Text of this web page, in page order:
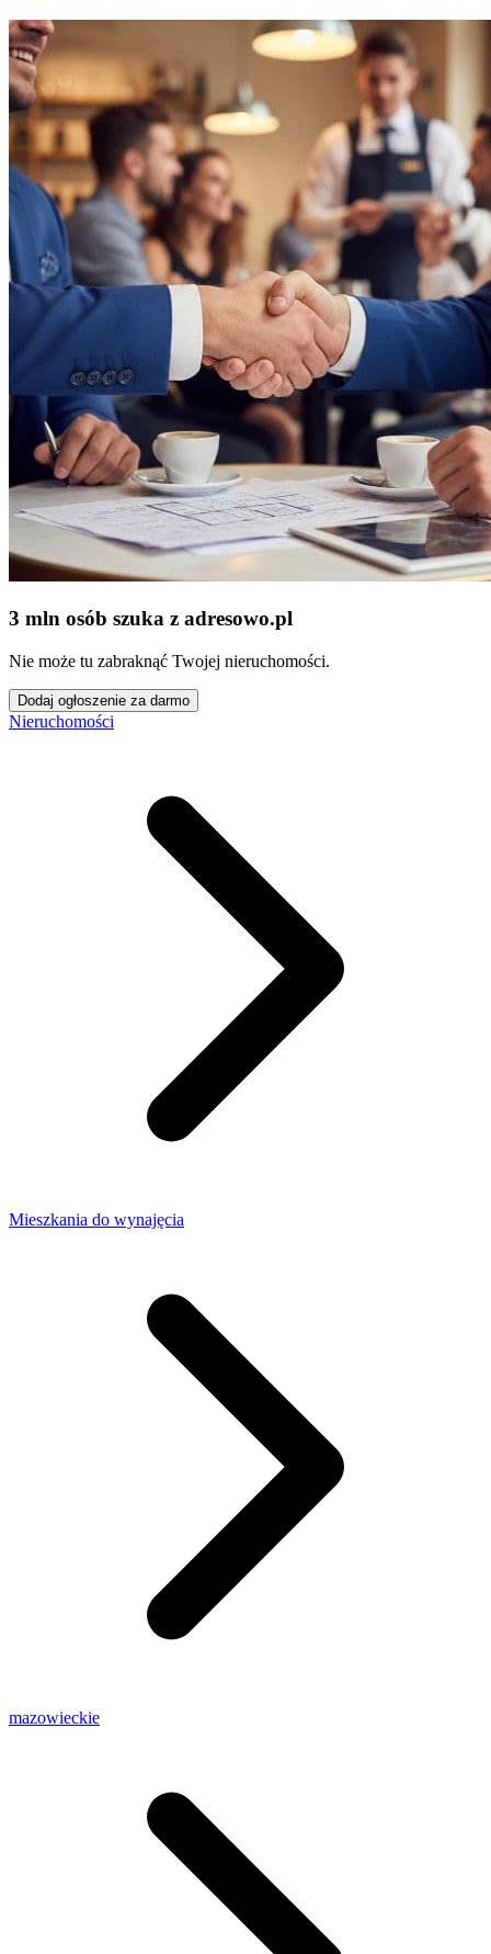
3 mln osób szuka z adresowo.pl
Nie może tu zabraknąć Twojej nieruchomości.
Dodaj ogłoszenie za darmo
Nieruchomości
Mieszkania do wynajęcia
mazowieckie